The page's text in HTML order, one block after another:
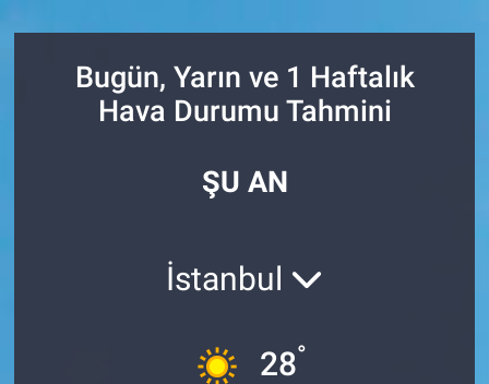
Bugün, Yarın ve 1 Haftalık
Hava Durumu Tahmini
ŞU AN
İstanbul
28°
Dünya
Röportaj
Son Dakika Haberleri